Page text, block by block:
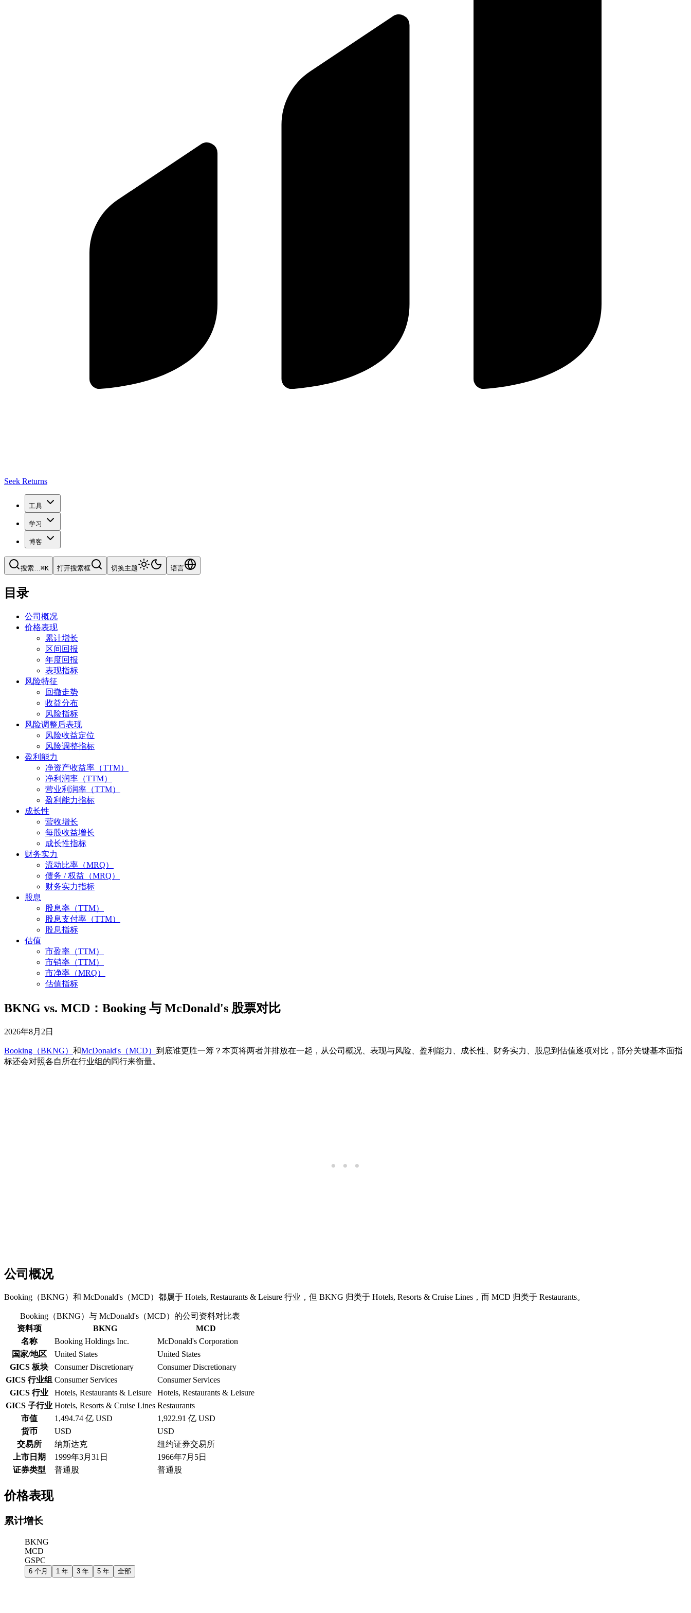
Seek Returns
工具
学习
博客
搜索…⌘K 打开搜索框 切换主题 语言
目录
公司概况
价格表现
累计增长
区间回报
年度回报
表现指标
风险特征
回撤走势
收益分布
风险指标
风险调整后表现
风险收益定位
风险调整指标
盈利能力
净资产收益率（TTM）
净利润率（TTM）
营业利润率（TTM）
盈利能力指标
成长性
营收增长
每股收益增长
成长性指标
财务实力
流动比率（MRQ）
债务 / 权益（MRQ）
财务实力指标
股息
股息率（TTM）
股息支付率（TTM）
股息指标
估值
市盈率（TTM）
市销率（TTM）
市净率（MRQ）
估值指标
BKNG vs. MCD：Booking 与 McDonald's 股票对比
2026年8月2日
Booking（BKNG） 和McDonald's（MCD） 到底谁更胜一筹？本页将两者并排放在一起，从公司概况、表现与风险、盈利能力、成长性、财务实力、股息到估值逐项对比，部分关键基本面指
标还会对照各自所在行业组的同行来衡量。
公司概况
Booking（BKNG）和 McDonald's（MCD）都属于 Hotels, Restaurants & Leisure 行业，但 BKNG 归类于 Hotels, Resorts & Cruise Lines，而 MCD 归类于 Restaurants。
Booking（BKNG）与 McDonald's（MCD）的公司资料对比表
资料项
BKNG
MCD
名称
Booking Holdings Inc.
McDonald's Corporation
国家/地区
United States
United States
GICS 板块
Consumer Discretionary
Consumer Discretionary
GICS 行业组 Consumer Services
Consumer Services
GICS 行业
Hotels, Restaurants & Leisure
Hotels, Restaurants & Leisure
GICS 子行业 Hotels, Resorts & Cruise Lines Restaurants
市值
1,494.74 亿 USD
1,922.91 亿 USD
货币
USD
USD
交易所
纳斯达克
纽约证券交易所
上市日期
1999年3月31日
1966年7月5日
证券类型
普通股 普通股
价格表现
累计增长
BKNG
MCD
GSPC
6 个月 1 年 3 年 5 年 全部